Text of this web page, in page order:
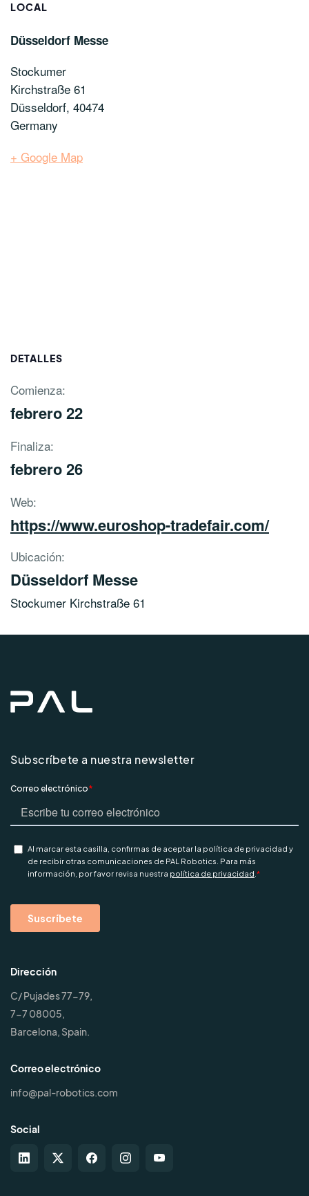
LOCAL
Düsseldorf Messe
Stockumer
Kirchstraße 61
Düsseldorf, 40474
Germany
+ Google Map
DETALLES
Comienza:
febrero 22
Finaliza:
febrero 26
Web:
https://www.euroshop-tradefair.com/
Ubicación:
Düsseldorf Messe
Stockumer Kirchstraße 61
Subscríbete a nuestra newsletter
Dirección
C/ Pujades 77-79,
7-7 08005,
Barcelona, Spain.
Correo electrónico
info@pal-robotics.com
Social